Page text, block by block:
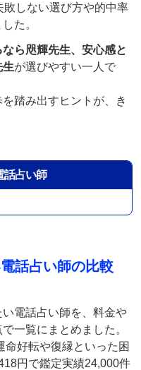
しない選び方や的中率
た。
ら咫輝先生、安心感と
生が選びやすい一人で
踏み出すヒントが、き
話占い師
話占い師の比較
電話占い師を、料金や
一覧にまとめました。
好転や復縁といった困
円で鑑定実績24,000件